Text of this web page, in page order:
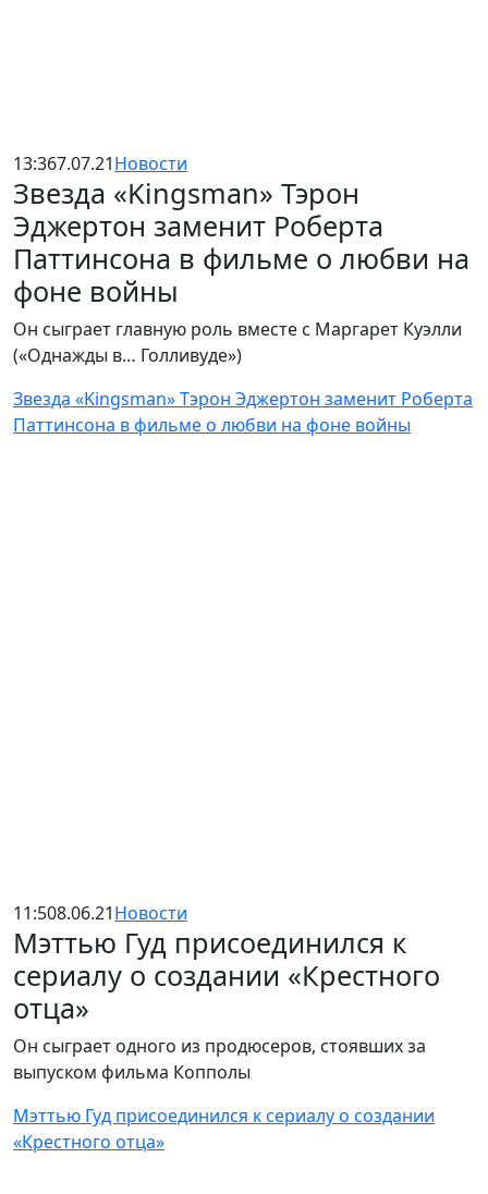
13:367.07.21Новости
Звезда «Kingsman» Тэрон
Эджертон заменит Роберта
Паттинсона в фильме о любви на
фоне войны
Он сыграет главную роль вместе с Маргарет Куэлли
(«Однажды в… Голливуде»)
Звезда «Kingsman» Тэрон Эджертон заменит Роберта
Паттинсона в фильме о любви на фоне войны
11:508.06.21Новости
Мэттью Гуд присоединился к
сериалу о создании «Крестного
отца»
Он сыграет одного из продюсеров, стоявших за
выпуском фильма Копполы
Мэттью Гуд присоединился к сериалу о создании
«Крестного отца»